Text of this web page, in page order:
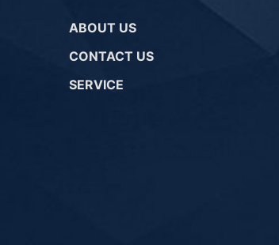
ABOUT US
CONTACT US
SERVICE